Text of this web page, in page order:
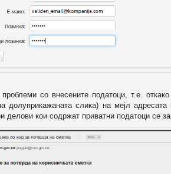
со внесените податоци, т.е.
долуприкажаната слика) на мејл
делови кои содржат приватни податоци се